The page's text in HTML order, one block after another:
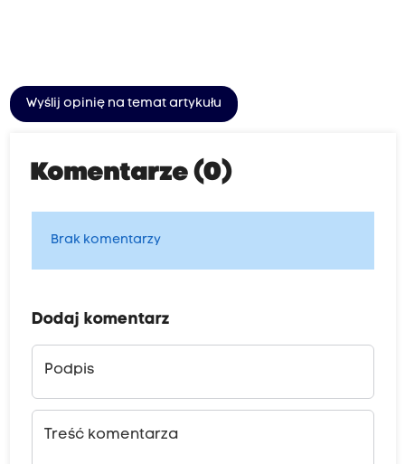
Wyślij opinię na temat artykułu
Komentarze (0)
Brak komentarzy
Dodaj komentarz
Podpis
Treść komentarza